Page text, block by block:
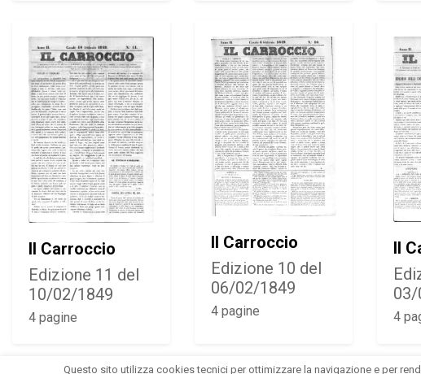
Il Carroccio
Edizione 11 del
10/02/1849
4 pagine
Il Carroccio
Edizione 10 del
06/02/1849
4 pagine
Il
03/
4
Questo sito utilizza cookies tecnici per ottimizzare la navigazione e per